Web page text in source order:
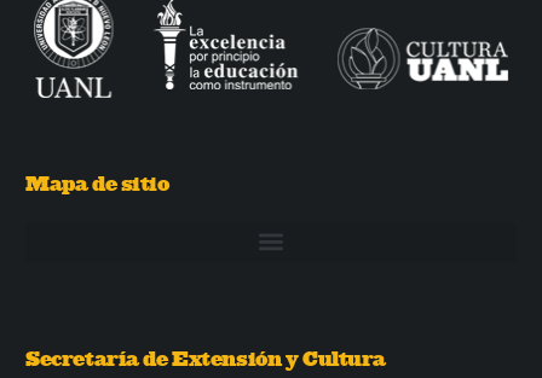
Mapa de sitio
Secretaría de Extensión y Cultura